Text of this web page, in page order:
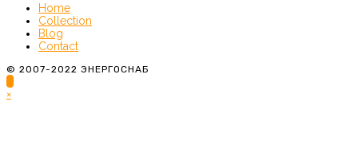
Home
Collection
Blog
Contact
© 2007-2022 ЭНЕРГОСНАБ
×